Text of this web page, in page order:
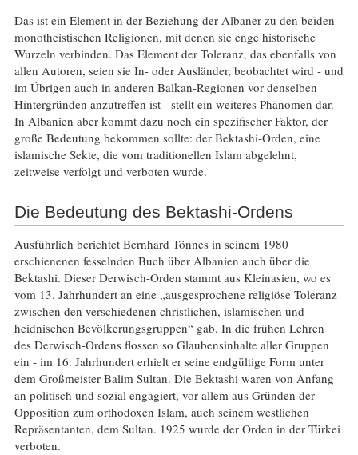
Das ist ein Element in der Beziehung der Albaner zu den beiden
monotheistischen Religionen, mit denen sie enge historische
Wurzeln verbinden. Das Element der Toleranz, das ebenfalls von
allen Autoren, seien sie In- oder Ausländer, beobachtet wird - und
im Übrigen auch in anderen Balkan-Regionen vor denselben
Hintergründen anzutreffen ist - stellt ein weiteres Phänomen dar.
In Albanien aber kommt dazu noch ein spezifischer Faktor, der
große Bedeutung bekommen sollte: der Bektashi-Orden, eine
islamische Sekte, die vom traditionellen Islam abgelehnt,
zeitweise verfolgt und verboten wurde.
Die Bedeutung des Bektashi-Ordens
Ausführlich berichtet Bernhard Tönnes in seinem 1980
erschienenen fesselnden Buch über Albanien auch über die
Bektashi. Dieser Derwisch-Orden stammt aus Kleinasien, wo es
vom 13. Jahrhundert an eine „ausgesprochene religiöse Toleranz
zwischen den verschiedenen christlichen, islamischen und
heidnischen Bevölkerungsgruppen“ gab. In die frühen Lehren
des Derwisch-Ordens flossen so Glaubensinhalte aller Gruppen
ein - im 16. Jahrhundert erhielt er seine endgültige Form unter
dem Großmeister Balim Sultan. Die Bektashi waren von Anfang
an politisch und sozial engagiert, vor allem aus Gründen der
Opposition zum orthodoxen Islam, auch seinem westlichen
Repräsentanten, dem Sultan. 1925 wurde der Orden in der Türkei
verboten.